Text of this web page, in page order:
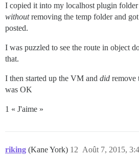
I copied it into my localhost plugin
withoutremoving the temp folder and got
posted.
I was puzzled to see the route in object
that.
I then started up the VM and did remove
was OK
1 « J'aime »
riking (Kane York) Août 7, 2015,
12